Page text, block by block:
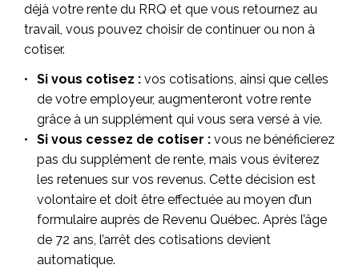
déjà votre rente du RRQ et que vous retournez au
travail, vous pouvez choisir de continuer ou non à
cotiser.
Si vous cotisez : vos cotisations, ainsi que celles
de votre employeur, augmenteront votre rente
grâce à un supplément qui vous sera versé à vie.
Si vous cessez de cotiser : vous ne bénéficierez
pas du supplément de rente, mais vous éviterez
les retenues sur vos revenus. Cette décision est
volontaire et doit être effectuée au moyen d’un
formulaire auprès de Revenu Québec. Après l’âge
de 72 ans, l’arrêt des cotisations devient
automatique.